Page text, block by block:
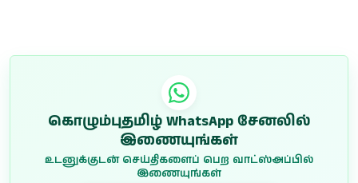
கொழும்புதமிழ் WhatsApp சேனலில்
இணையுங்கள்
உடனுக்குடன் செய்திகளைப் பெற வாட்ஸ்அப்பில்
இணையுங்கள்